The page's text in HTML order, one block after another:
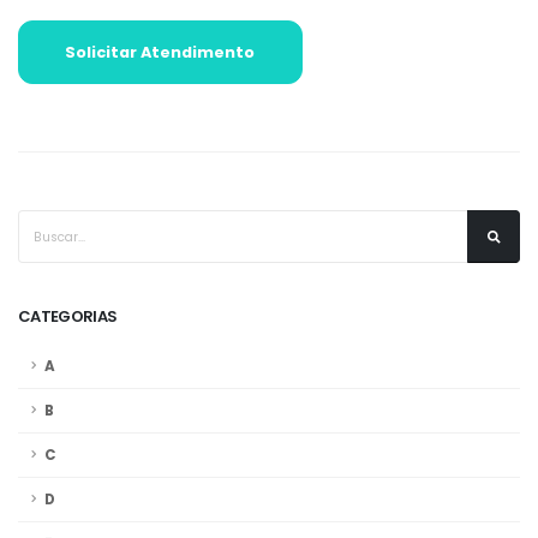
Solicitar Atendimento
CATEGORIAS
A
B
C
D